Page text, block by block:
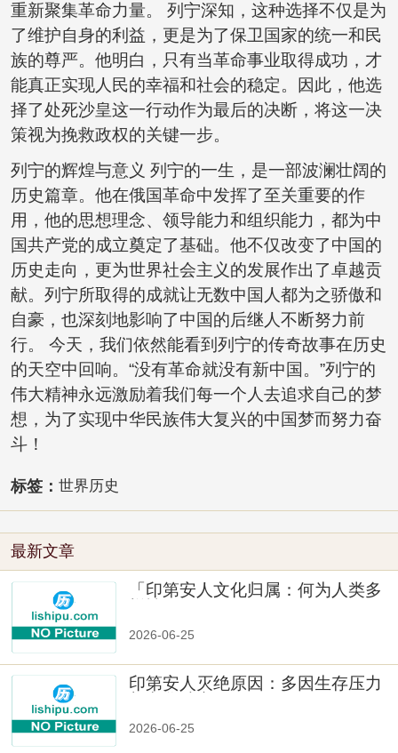
重新聚集革命力量。 列宁深知，这种选择不仅是为
了维护自身的利益，更是为了保卫国家的统一和民
族的尊严。他明白，只有当革命事业取得成功，才
能真正实现人民的幸福和社会的稳定。因此，他选
择了处死沙皇这一行动作为最后的决断，将这一决
策视为挽救政权的关键一步。
列宁的辉煌与意义 列宁的一生，是一部波澜壮阔的
历史篇章。他在俄国革命中发挥了至关重要的作
用，他的思想理念、领导能力和组织能力，都为中
国共产党的成立奠定了基础。他不仅改变了中国的
历史走向，更为世界社会主义的发展作出了卓越贡
献。列宁所取得的成就让无数中国人都为之骄傲和
自豪，也深刻地影响了中国的后继人不断努力前
行。 今天，我们依然能看到列宁的传奇故事在历史
的天空中回响。“没有革命就没有新中国。”列宁的
伟大精神永远激励着我们每一个人去追求自己的梦
想，为了实现中华民族伟大复兴的中国梦而努力奋
斗！
标签： 世界历史
最新文章
「印第安人文化归属：何为人类多
2026-06-25
印第安人灭绝原因：多因生存压力
2026-06-25